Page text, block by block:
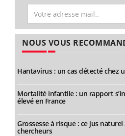
NOUS VOUS
Hantavirus : un cas détecté chez
Mortalité infantile : un rapport
élevé en France
Grossesse à risque : ce jus
chercheurs